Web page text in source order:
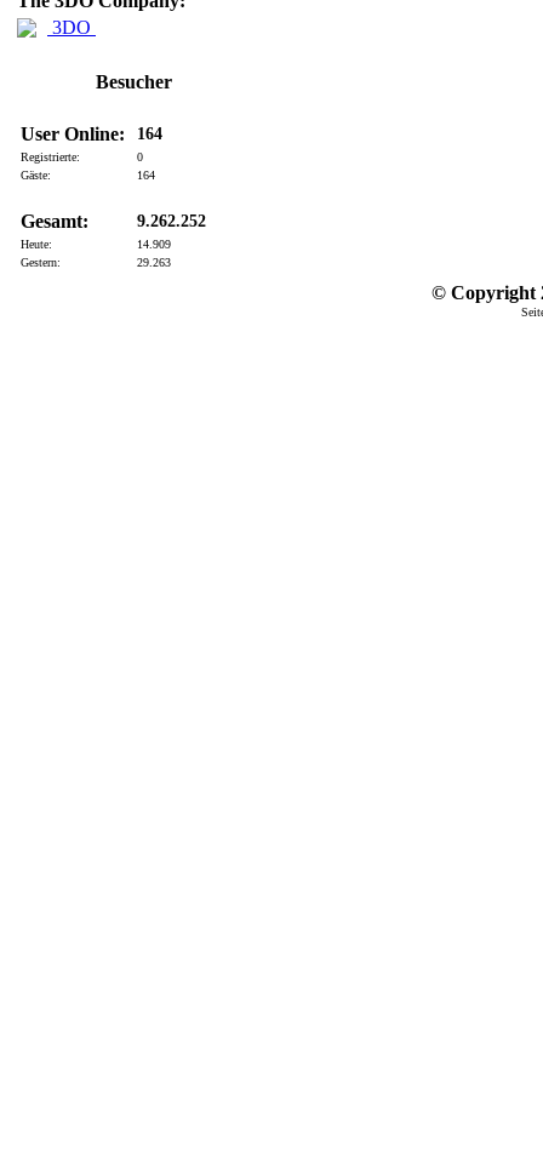
3DO
Besucher
User Online: 164
Registrierte:
0
Gäste:
164
Gesamt: 9.262.252
Heute:
14.909
Gestern:
29.263
© Copyright